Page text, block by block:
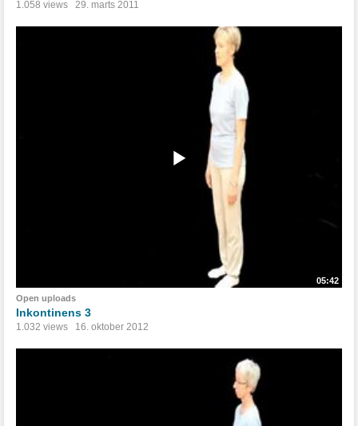
1.058 views 29. marts 2011
05:42
Open uploads
Inkontinens 3
1.032 views 16. oktober 2012